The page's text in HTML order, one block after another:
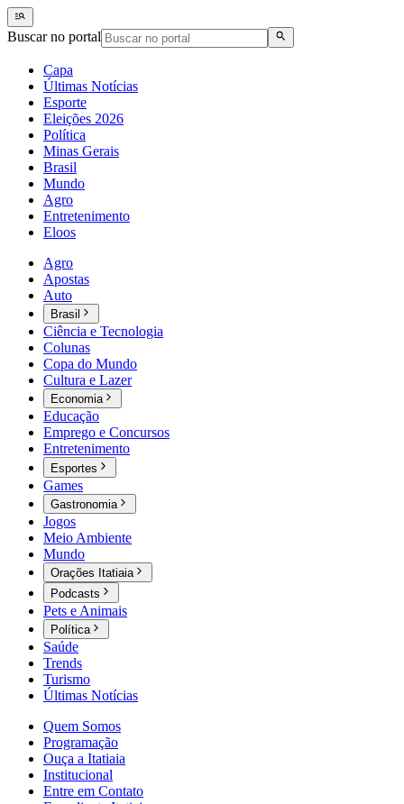
Buscar no portal
Capa
Últimas Notícias
Esporte
Eleições 2026
Política
Minas Gerais
Brasil
Mundo
Agro
Entretenimento
Eloos
Agro
Apostas
Auto
Brasil
Ciência e Tecnologia
Colunas
Copa do Mundo
Cultura e Lazer
Economia
Educação
Emprego e Concursos
Entretenimento
Esportes
Games
Gastronomia
Jogos
Meio Ambiente
Mundo
Orações Itatiaia
Podcasts
Pets e Animais
Política
Saúde
Trends
Turismo
Últimas Notícias
Quem Somos
Programação
Ouça a Itatiaia
Institucional
Entre em Contato